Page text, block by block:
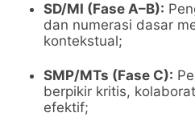
SD/MI (Fase A–B):
dan numerasi dasar
kontekstual;
SMP/MTs (Fase C):
berpikir kritis,
efektif;